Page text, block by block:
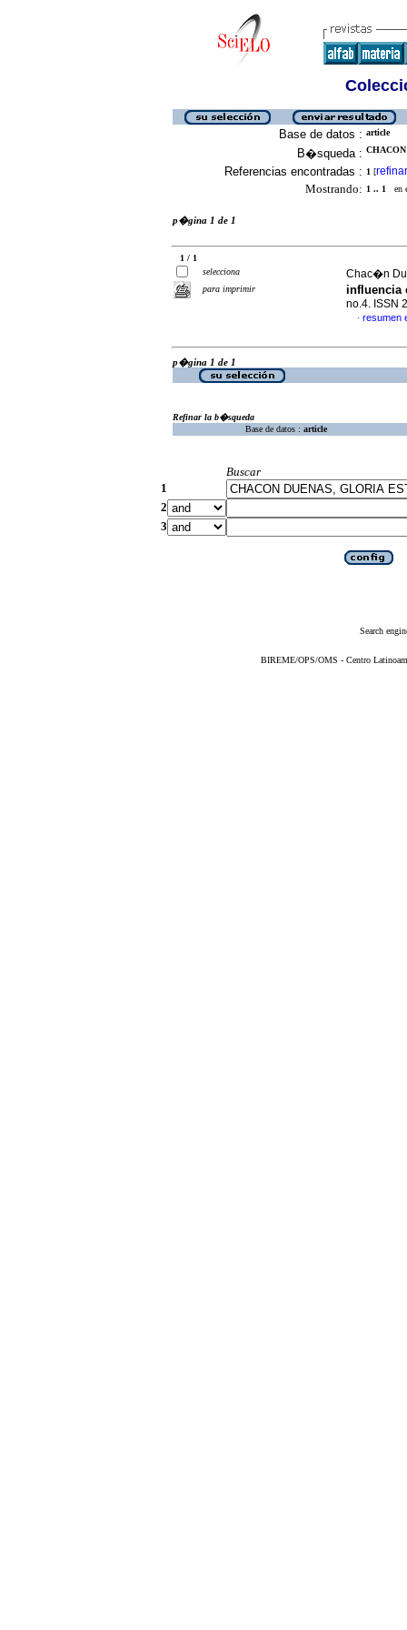
Base de datos : article
B�squeda :
Referencias encontradas : 1 [refinar
Mostrando: 1 .. 1 en
p�gina 1 de 1
1 / 1
selecciona
para imprimir
Chac�n
influencia
no.4. ISSN
· resumen
p�gina 1 de 1
Refinar la b�squeda
Base de datos : article
Buscar
1
2
3
Search
BIREME/OPS/OMS - Centro